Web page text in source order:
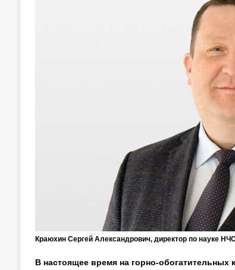
Краюхин Сергей Александрович, директор по науке
В настоящее время на горно-обогатительных